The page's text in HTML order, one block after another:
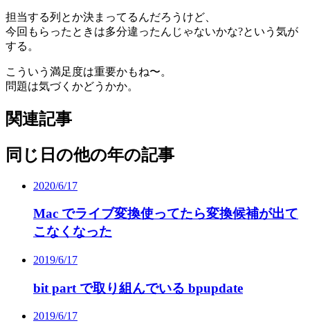
担当する列とか決まってるんだろうけど、
今回もらったときは多分違ったんじゃないかな?という気が
する。
こういう満足度は重要かもね〜。
問題は気づくかどうかか。
関連記事
同じ日の他の年の記事
2020/6/17
Mac でライブ変換使ってたら変換候補が出て
こなくなった
2019/6/17
bit part で取り組んでいる bpupdate
2019/6/17